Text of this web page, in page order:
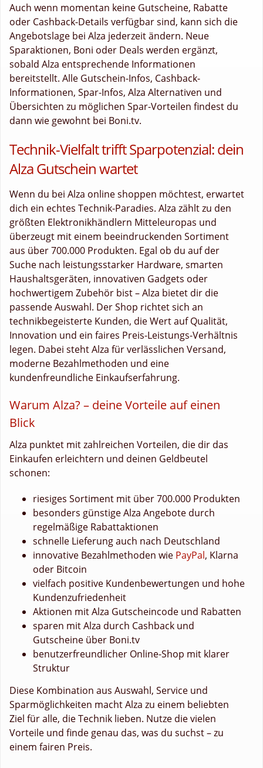
Auch wenn momentan keine Gutscheine, Rabatte
oder Cashback-Details verfügbar sind, kann sich die
Angebotslage bei Alza jederzeit ändern. Neue
Sparaktionen, Boni oder Deals werden ergänzt,
sobald Alza entsprechende Informationen
bereitstellt. Alle Gutschein-Infos, Cashback-
Informationen, Spar-Infos, Alza Alternativen und
Übersichten zu möglichen Spar-Vorteilen findest du
dann wie gewohnt bei Boni.tv.
Technik-Vielfalt trifft Sparpotenzial: dein
Alza Gutschein wartet
Wenn du bei Alza online shoppen möchtest, erwartet
dich ein echtes Technik-Paradies. Alza zählt zu den
größten Elektronikhändlern Mitteleuropas und
überzeugt mit einem beeindruckenden Sortiment
aus über 700.000 Produkten. Egal ob du auf der
Suche nach leistungsstarker Hardware, smarten
Haushaltsgeräten, innovativen Gadgets oder
hochwertigem Zubehör bist – Alza bietet dir die
passende Auswahl. Der Shop richtet sich an
technikbegeisterte Kunden, die Wert auf Qualität,
Innovation und ein faires Preis-Leistungs-Verhältnis
legen. Dabei steht Alza für verlässlichen Versand,
moderne Bezahlmethoden und eine
kundenfreundliche Einkaufserfahrung.
Warum Alza? – deine Vorteile auf einen
Blick
Alza punktet mit zahlreichen Vorteilen, die dir das
Einkaufen erleichtern und deinen Geldbeutel
schonen:
riesiges Sortiment mit über 700.000 Produkten
besonders günstige Alza Angebote durch
regelmäßige Rabattaktionen
schnelle Lieferung auch nach Deutschland
innovative Bezahlmethoden wie PayPal, Klarna
oder Bitcoin
vielfach positive Kundenbewertungen und hohe
Kundenzufriedenheit
Aktionen mit Alza Gutscheincode und Rabatten
sparen mit Alza durch Cashback und
Gutscheine über Boni.tv
benutzerfreundlicher Online-Shop mit klarer
Struktur
Diese Kombination aus Auswahl, Service und
Sparmöglichkeiten macht Alza zu einem beliebten
Ziel für alle, die Technik lieben. Nutze die vielen
Vorteile und finde genau das, was du suchst – zu
einem fairen Preis.